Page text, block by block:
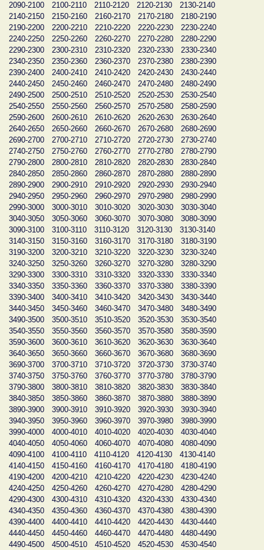
2090-2100
2100-2110 2110-2120 2120-2130
2130-2140
2140-2150
2150-2160 2160-2170 2170-2180
2180-2190
2190-2200
2200-2210 2210-2220 2220-2230
2230-2240
2240-2250
2250-2260 2260-2270 2270-2280
2280-2290
2290-2300
2300-2310 2310-2320 2320-2330
2330-2340
2340-2350
2350-2360 2360-2370 2370-2380
2380-2390
2390-2400
2400-2410 2410-2420 2420-2430
2430-2440
2440-2450
2450-2460 2460-2470 2470-2480
2480-2490
2490-2500
2500-2510 2510-2520 2520-2530
2530-2540
2540-2550
2550-2560 2560-2570 2570-2580
2580-2590
2590-2600
2600-2610 2610-2620 2620-2630
2630-2640
2640-2650
2650-2660 2660-2670 2670-2680
2680-2690
2690-2700
2700-2710 2710-2720 2720-2730
2730-2740
2740-2750
2750-2760 2760-2770 2770-2780
2780-2790
2790-2800
2800-2810 2810-2820 2820-2830
2830-2840
2840-2850
2850-2860 2860-2870 2870-2880
2880-2890
2890-2900
2900-2910 2910-2920 2920-2930
2930-2940
2940-2950
2950-2960 2960-2970 2970-2980
2980-2990
2990-3000
3000-3010 3010-3020 3020-3030
3030-3040
3040-3050
3050-3060 3060-3070 3070-3080
3080-3090
3090-3100
3100-3110 3110-3120 3120-3130
3130-3140
3140-3150
3150-3160 3160-3170 3170-3180
3180-3190
3190-3200
3200-3210 3210-3220 3220-3230
3230-3240
3240-3250
3250-3260 3260-3270 3270-3280
3280-3290
3290-3300
3300-3310 3310-3320 3320-3330
3330-3340
3340-3350
3350-3360 3360-3370 3370-3380
3380-3390
3390-3400
3400-3410 3410-3420 3420-3430
3430-3440
3440-3450
3450-3460 3460-3470 3470-3480
3480-3490
3490-3500
3500-3510 3510-3520 3520-3530
3530-3540
3540-3550
3550-3560 3560-3570 3570-3580
3580-3590
3590-3600
3600-3610 3610-3620 3620-3630
3630-3640
3640-3650
3650-3660 3660-3670 3670-3680
3680-3690
3690-3700
3700-3710 3710-3720 3720-3730
3730-3740
3740-3750
3750-3760 3760-3770 3770-3780
3780-3790
3790-3800
3800-3810 3810-3820 3820-3830
3830-3840
3840-3850
3850-3860 3860-3870 3870-3880
3880-3890
3890-3900
3900-3910 3910-3920 3920-3930
3930-3940
3940-3950
3950-3960 3960-3970 3970-3980
3980-3990
3990-4000
4000-4010 4010-4020 4020-4030
4030-4040
4040-4050
4050-4060 4060-4070 4070-4080
4080-4090
4090-4100
4100-4110 4110-4120 4120-4130
4130-4140
4140-4150
4150-4160 4160-4170 4170-4180
4180-4190
4190-4200
4200-4210 4210-4220 4220-4230
4230-4240
4240-4250
4250-4260 4260-4270 4270-4280
4280-4290
4290-4300
4300-4310 4310-4320 4320-4330
4330-4340
4340-4350
4350-4360 4360-4370 4370-4380
4380-4390
4390-4400
4400-4410 4410-4420 4420-4430
4430-4440
4440-4450
4450-4460 4460-4470 4470-4480
4480-4490
4490-4500
4500-4510 4510-4520 4520-4530
4530-4540